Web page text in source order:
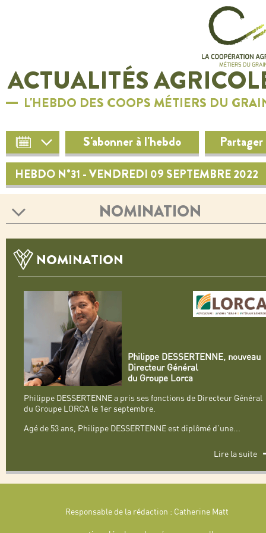
ACTUALITÉS
L'HEBDO DES COOPS MÉTIERS DU
S'abonner à l'hebdo Partager
HEBDO N°31 - VENDREDI 09 SEPTEMBRE 2022
NOMINATION
NOMINATION
Philippe DESSERTENNE, nouveau
Directeur Général
du Groupe Lorca
Philippe DESSERTENNE a pris ses fonctions de Directeur Général
du Groupe LORCA le 1er septembre.
Agé de 53 ans, Philippe DESSERTENNE est diplômé d’une...
Lire la suite
Responsable de la rédaction : Catherine Matt